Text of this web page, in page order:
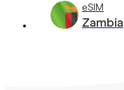
eSIM
Zambia